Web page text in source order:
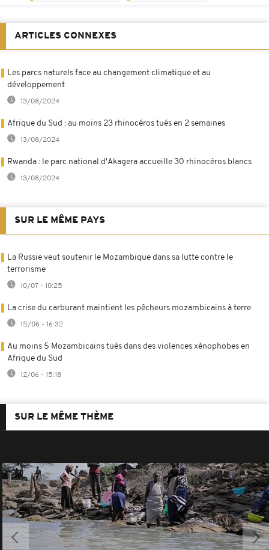
ARTICLES CONNEXES
Les parcs naturels face au changement climatique et au
développement
13/08/2024
Afrique du Sud : au moins 23 rhinocéros tués en 2 semaines
13/08/2024
Rwanda : le parc national d'Akagera accueille 30 rhinocéros blancs
13/08/2024
SUR LE MÊME PAYS
La Russie veut soutenir le Mozambique dans sa lutte contre le
terrorisme
10/07 - 10:25
La crise du carburant maintient les pêcheurs mozambicains à terre
15/06 - 16:32
Au moins 5 Mozambicains tués dans des violences xénophobes en
Afrique du Sud
12/06 - 15:18
SUR LE MÊME THÈME